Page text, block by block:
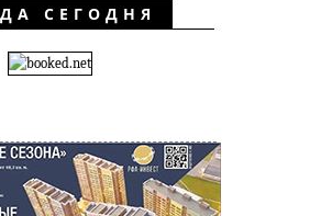
СЕГОДНЯ